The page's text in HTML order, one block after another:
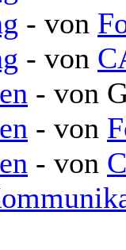
- von
- von
- von
- von
- von